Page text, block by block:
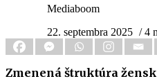
Mediaboom
22. septembra 2025 / 4
Zmenená štruktúra